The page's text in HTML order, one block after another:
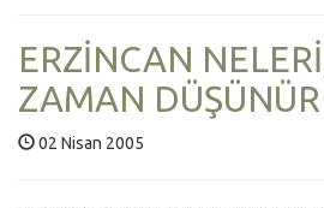
ERZİNCAN
ZAMAN DÜŞÜNÜR
02 Nisan 2005